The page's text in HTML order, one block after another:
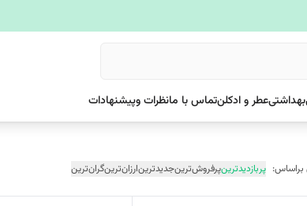
بهداشتیعطر و ادکلنتماس با مانظرات وپیشنهادات
پربازدیدترینپرفروش‌ترینجدیدترینارزان‌ترینگران‌ترین